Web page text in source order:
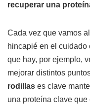
recuperar una
Cada vez que vamos
hincapié en el
que hay, por ejemplo,
mejorar distintos
rodillas es clave
una proteína clave que